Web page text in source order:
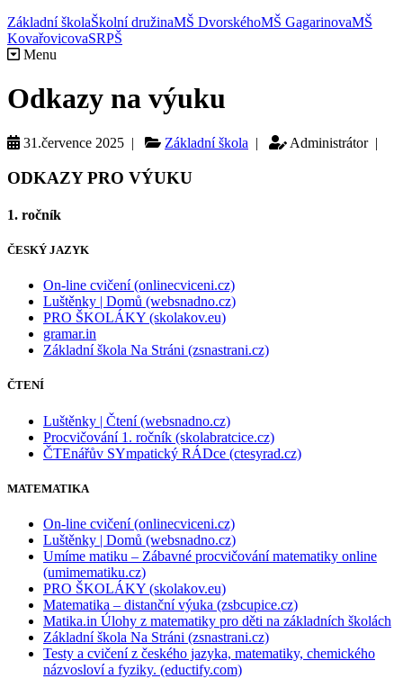
Základní školaŠkolní družinaMŠ DvorskéhoMŠ GagarinovaMŠ
KovařovicovaSRPŠ
Menu
Odkazy na výuku
31.července 2025 | Základní škola | Administrátor |
ODKAZY PRO VÝUKU
1. ročník
ČESKÝ JAZYK
On-line cvičení (onlinecviceni.cz)
Luštěnky | Domů (websnadno.cz)
PRO ŠKOLÁKY (skolakov.eu)
gramar.in
Základní škola Na Stráni (zsnastrani.cz)
ČTENÍ
Luštěnky | Čtení (websnadno.cz)
Procvičování 1. ročník (skolabratcice.cz)
ČTEnářův SYmpatický RÁDce (ctesyrad.cz)
MATEMATIKA
On-line cvičení (onlinecviceni.cz)
Luštěnky | Domů (websnadno.cz)
Umíme matiku – Zábavné procvičování matematiky online
(umimematiku.cz)
PRO ŠKOLÁKY (skolakov.eu)
Matematika – distanční výuka (zsbcupice.cz)
Matika.in Úlohy z matematiky pro děti na základních školách
Základní škola Na Stráni (zsnastrani.cz)
Testy a cvičení z českého jazyka, matematiky, chemického
názvosloví a fyziky. (eductify.com)